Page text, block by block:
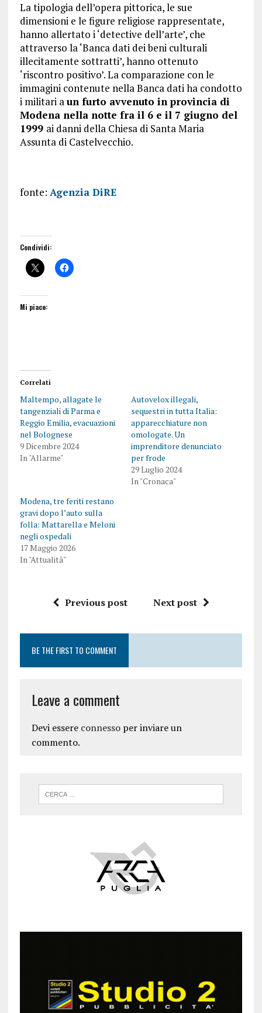
La tipologia dell’opera pittorica, le sue
dimensioni e le figure religiose rappresentate,
hanno allertato i ‘detective dell’arte’, che
attraverso la ‘Banca dati dei beni culturali
illecitamente sottratti’, hanno ottenuto
‘riscontro positivo’. La comparazione con le
immagini contenute nella Banca dati ha condotto
i militari aun furto avvenuto in provincia di
Modena nella notte fra il 6 e il 7 giugno del
1999 ai danni della Chiesa di Santa Maria
Assunta di Castelvecchio.
fonte: Agenzia DiRE
Condividi:
Mi piace:
Correlati
Maltempo, allagate le
tangenziali di Parma e
Reggio Emilia, evacuazioni
nel Bolognese
9 Dicembre 2024
In "Allarme"
Autovelox illegali,
sequestri in tutta Italia:
apparecchiature non
omologate. Un
imprenditore denunciato
per frode
29 Luglio 2024
In "Cronaca"
Modena, tre feriti restano
gravi dopo l’auto sulla
folla: Mattarella e Meloni
negli ospedali
17 Maggio 2026
In "Attualità"
Previous post Next post
BE THE FIRST TO COMMENT
Leave a comment
Devi essere connessoper inviare un
commento.